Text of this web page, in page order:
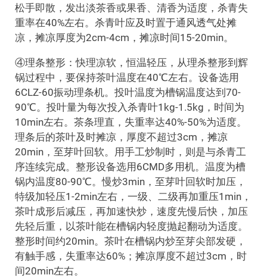
松手即散，发出淡茶香或果香、清香为适度，杀青失
重率在40%左右。杀青叶应及时置于通风透气处摊
凉，摊凉厚度为2cm-4cm，摊凉时间15-20min。
④理条整形：快理凉软，恒温轻压，从理杀整形到辉
锅过程中，要保持茶叶温度在40℃左右。设备选用
6CLZ-60振动理条机。投叶温度为槽锅温度达到70-
90℃。投叶量为每次投入杀青叶1kg-1.5kg，时间为
10min左右。茶条理直，失重率达40%-50%为适度。
理条后的茶叶及时摊凉，厚度不超过3cm，摊凉
20min，至芽叶回软。用手工炒制时，则是与杀青工
序连续完成。整形设备选用6CMD多用机。温度为槽
锅内温度80-90℃。慢炒3min，至芽叶回软时加压，
特级加轻压1-2min左右，一级、二级再加重压1min，
茶叶成形后减压，再加速快炒，速度先慢后快，加压
先轻后重，以茶叶能在槽锅内轻度抛起翻动为适度。
整形时间约20min。茶叶在槽锅内炒至芽尖部发硬，
有触手感，失重率达60%；摊凉厚度不超过3cm，时
间20min左右。